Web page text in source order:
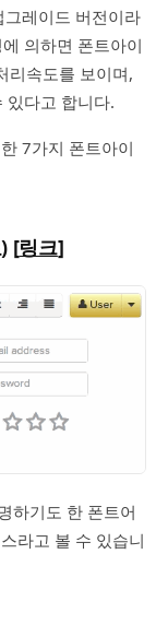
레이드 버전이라
의하면 폰트아이
리속도를 보이며,
있다고 합니다.
7가지 폰트아이
[링크]
하기도 한 폰트어
라고 볼 수 있습니